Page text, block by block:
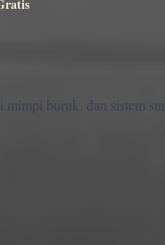
mimpi buruk, dan sistem